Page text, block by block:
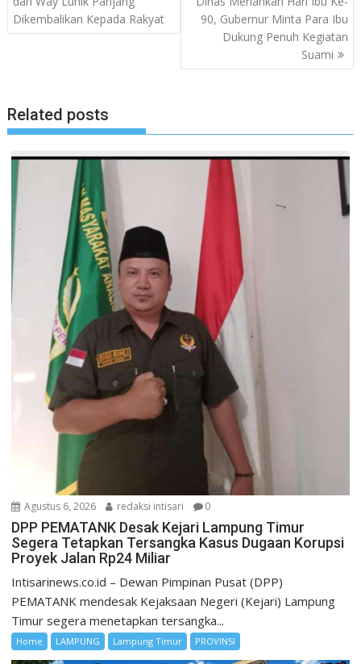
Dikembalikan Kepada Rakyat
90, Gubernur Minta Para Ibu
Dukung Penuh Kegiatan
Suami
Related posts
Agustus 6, 2026 redaksi intisari 0
DPP PEMATANK Desak Kejari Lampung Timur
Segera Tetapkan Tersangka Kasus Dugaan Korupsi
Proyek Jalan Rp24 Miliar
Intisarinews.co.id – Dewan Pimpinan Pusat (DPP)
PEMATANK mendesak Kejaksaan Negeri (Kejari) Lampung
Timur segera menetapkan tersangka...
Home LAMPUNG Lampung Timur PROVINSI